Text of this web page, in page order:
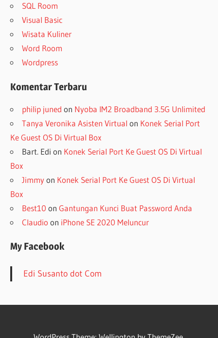
SQL Room
Visual Basic
Wisata Kuliner
Word Room
Wordpress
Komentar Terbaru
philip juned on Nyoba IM2 Broadband 3.5G Unlimited
Tanya Veronika Asisten Virtual on Konek Serial Port
Ke Guest OS Di Virtual Box
Bart. Edi on Konek Serial Port Ke Guest OS Di Virtual
Box
Jimmyon Konek Serial Port Ke Guest OS Di Virtual
Box
Best10 onGantungan Kunci Buat Password Anda
Claudio on iPhone SE 2020 Meluncur
My Facebook
Edi Susanto dot Com